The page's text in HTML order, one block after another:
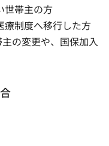
世帯主の方
制度へ移行した方
の変更や、国保加入